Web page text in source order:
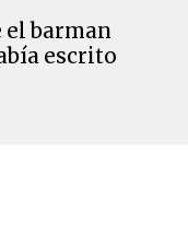
barman
escrito